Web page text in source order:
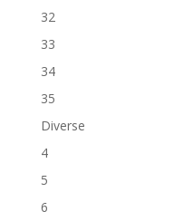
32
33
34
35
Diverse
4
5
6